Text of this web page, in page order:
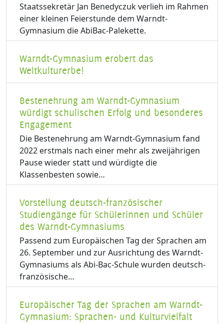
Staatssekretär Jan Benedyczuk verlieh im Rahmen
einer kleinen Feierstunde dem Warndt-
Gymnasium die AbiBac-Palekette.
Warndt-Gymnasium erobert das
Weltkulturerbe!
Bestenehrung am Warndt-Gymnasium
würdigt schulischen Erfolg und besonderes
Engagement
Die Bestenehrung am Warndt-Gymnasium fand
2022 erstmals nach einer mehr als zweijährigen
Pause wieder statt und würdigte die
Klassenbesten sowie…
Vorstellung deutsch-französischer
Studiengänge für Schülerinnen und Schüler
des Warndt-Gymnasiums
Passend zum Europäischen Tag der Sprachen am
26. September und zur Ausrichtung des Warndt-
Gymnasiums als Abi-Bac-Schule wurden deutsch-
französische…
Europäischer Tag der Sprachen am Warndt-
Gymnasium: Sprachen- und Kulturvielfalt